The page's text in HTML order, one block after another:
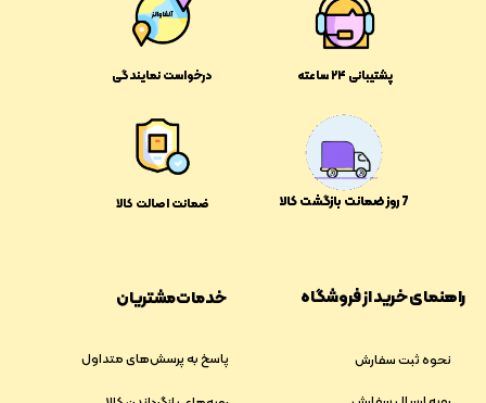
پشتیبانی ۲۴ ساعته درخواست نمایندگی
ضمانت اصالت کالا
راهنمای خرید از فروشگاه
نحوه ثبت سفارش
خدمات مشتریان
پاسخ به پرسش‌های متداول
​​7 روز ضمانت بازگشت کالا